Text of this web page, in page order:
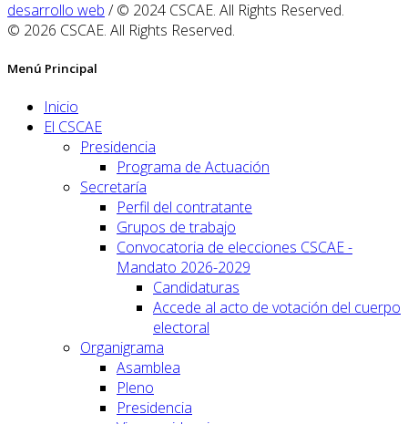
desarrollo web / © 2024 CSCAE. All Rights Reserved.
© 2026 CSCAE. All Rights Reserved.
Menú Principal
Inicio
El CSCAE
Presidencia
Programa de Actuación
Secretaría
Perfil del contratante
Grupos de trabajo
Convocatoria de elecciones CSCAE -
Mandato 2026-2029
Candidaturas
Accede al acto de votación del cuerpo
electoral
Organigrama
Asamblea
Pleno
Presidencia